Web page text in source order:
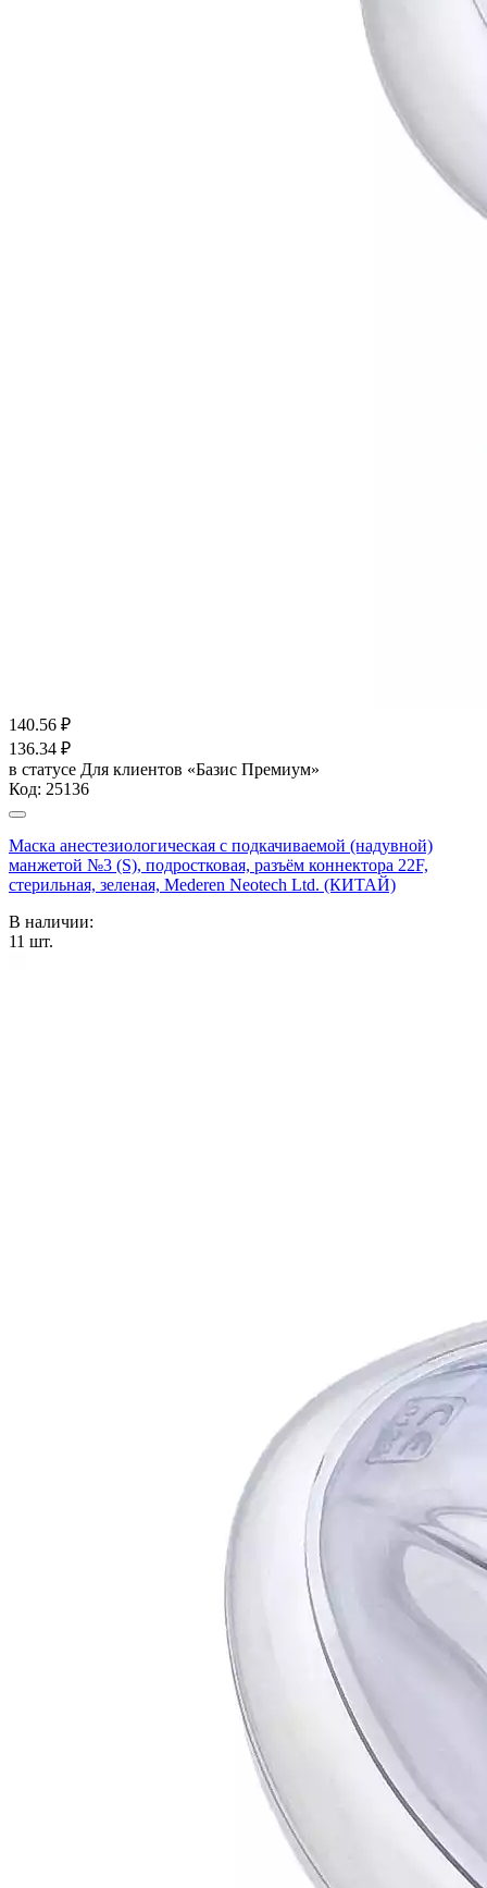
140.56 ₽
136.34 ₽
в статусе Для клиентов «Базис Премиум»
Код: 25136
Маска анестезиологическая с подкачиваемой (надувной)
манжетой №3 (S), подростковая, разъём коннектора 22F,
стерильная, зеленая, Mederen Neotech Ltd. (КИТАЙ)
В наличии:
11 шт.